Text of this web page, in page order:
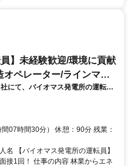
】未経験歓迎/環境に貢献
ペレーター/ラインマネ
にて、バイオマス発電所の運転管
整備や環境に優しい発電に貢献で
07時間30分） 休憩：90分 残業：
名 【バイオマス発電所の運転員】
接1回！ 仕事の内容 林業からエネ